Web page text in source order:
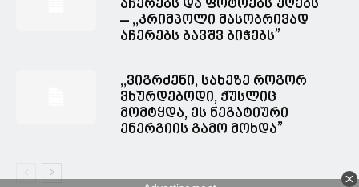
აჩერებს და ფოტოებს უღებს
– ,,კრიმპოლი მასობრივად
აჩერებს ბავშვ ბიჭებს”
,,ვიგრძენი, სახეზე როგორ
ვხურდებოდი, ქუსლიც
მომტყდა, ეს ნეგატიური
ენერგიის გამო მოხდა”